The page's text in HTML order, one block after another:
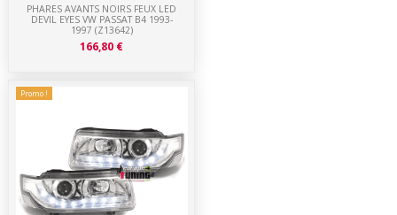
Promo !
PHARES AVANTS NOIRS FEUX LED
DEVIL EYES VW PASSAT B4 1993-
1997 (Z13642)
166,80 €